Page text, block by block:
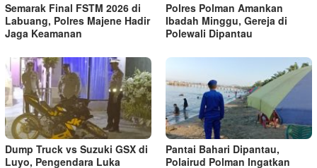
Semarak Final FSTM 2026 di
Labuang, Polres Majene Hadir
Jaga Keamanan
Polres Polman Amankan
Ibadah Minggu, Gereja di
Polewali Dipantau
Dump Truck vs Suzuki GSX di
Luyo, Pengendara Luka
Pantai Bahari Dipantau,
Polairud Polman Ingatkan